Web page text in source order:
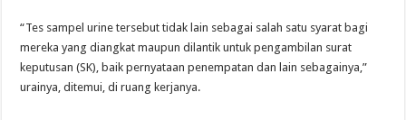
“Tes sampel urine tersebut tidak lain sebagai salah satu syarat bagi
mereka yang diangkat maupun dilantik untuk pengambilan surat
keputusan (SK), baik pernyataan penempatan dan lain sebagainya,”
urainya, ditemui, di ruang kerjanya.